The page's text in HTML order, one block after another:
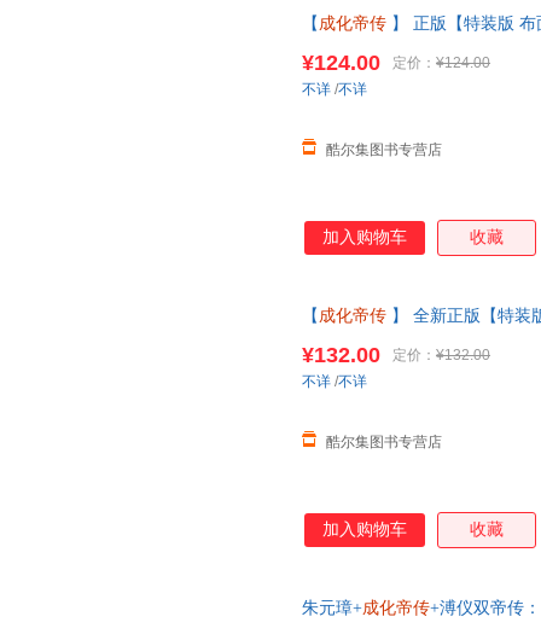
【 成化帝传 】 正版【特装版
准】
¥124.00 定价： ¥124.00
酷尔集图书专营店
不详 /不详
加入购物车 收藏
【 成化帝传 】 全新正版【特装
为准】
¥132.00 定价： ¥132.00
酷尔集图书专营店
不详 /不详
加入购物车 收藏
朱元璋+成化帝传+溥仪双帝传